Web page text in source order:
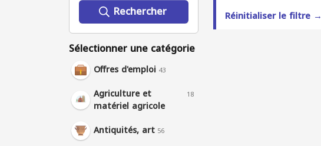
Rechercher
Sélectionner une catégorie
Offres d'emploi 43
Agriculture et
matériel agricole
18
Antiquités, art 56
Réinitialiser le filtre →